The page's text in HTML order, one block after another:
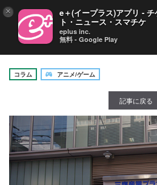
ボードゲームに恋して～
コラム
アニメ/ゲーム
記事に戻る
× e＋(イープラス)アプリ - チ
ト・ニュース・スマチケ
eplus inc.
無料 - Google Play